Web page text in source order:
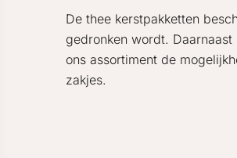
De thee kerstpakketten
gedronken wordt.
ons assortiment de
zakjes.